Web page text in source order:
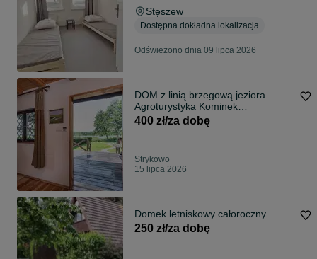
Stęszew
Dostępna dokładna lokalizacja
Odświeżono dnia 09 lipca 2026
DOM z linią brzegową jeziora
Agroturystyka Kominek
Wypoczynek Poznań
400 zł/za dobę
Strykowo
15 lipca 2026
Domek letniskowy całoroczny
250 zł/za dobę